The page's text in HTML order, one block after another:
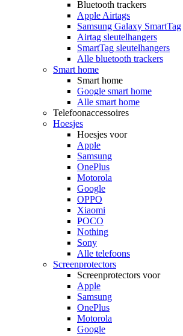
Bluetooth trackers
Apple Airtags
Samsung Galaxy SmartTag
Airtag sleutelhangers
SmartTag sleutelhangers
Alle bluetooth trackers
Smart home
Smart home
Google smart home
Alle smart home
Telefoonaccessoires
Hoesjes
Hoesjes voor
Apple
Samsung
OnePlus
Motorola
Google
OPPO
Xiaomi
POCO
Nothing
Sony
Alle telefoons
Screenprotectors
Screenprotectors voor
Apple
Samsung
OnePlus
Motorola
Google